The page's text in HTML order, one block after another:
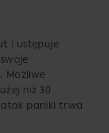
i ustępuje
Możliwe
niż 30
atak paniki trwa